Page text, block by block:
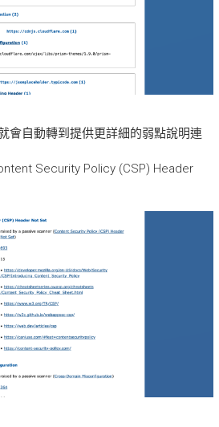
會自動轉到提供更詳細的弱點說明連
Security Policy (CSP) Header